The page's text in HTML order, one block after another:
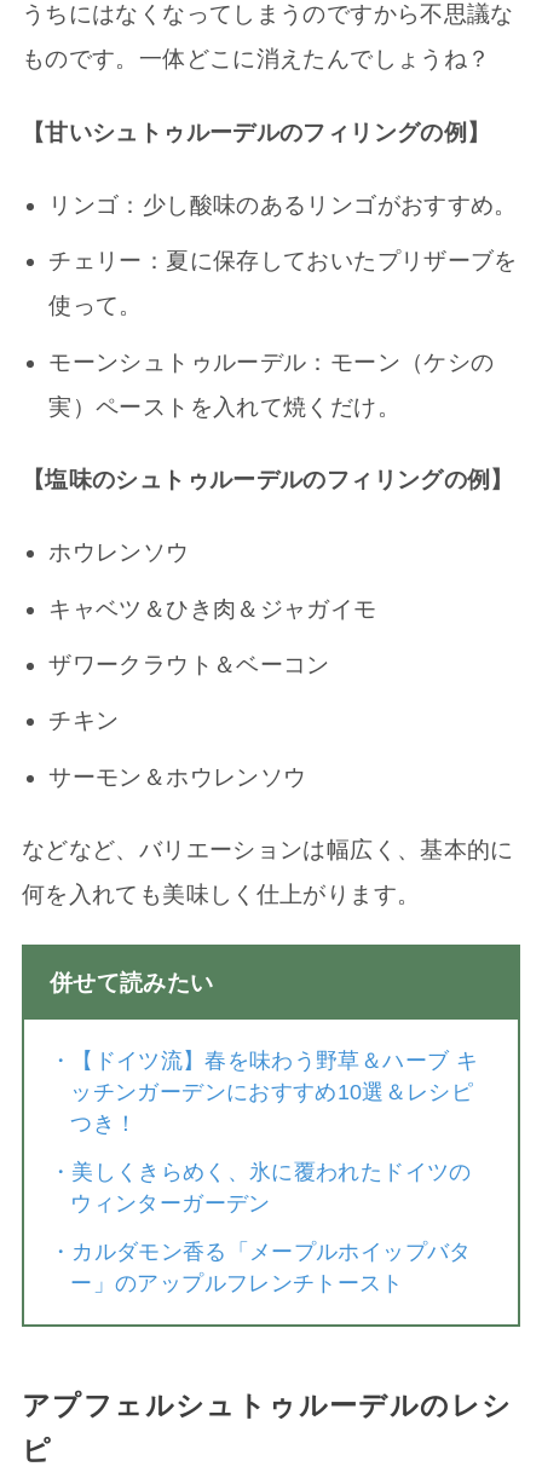
うちにはなくなってしまうのですから不思議な
ものです。一体どこに消えたんでしょうね？
【甘いシュトゥルーデルのフィリングの例】
リンゴ：少し酸味のあるリンゴがおすすめ。
チェリー：夏に保存しておいたプリザーブを
使って。
モーンシュトゥルーデル：モーン（ケシの
実）ペーストを入れて焼くだけ。
【塩味のシュトゥルーデルのフィリングの例】
ホウレンソウ
キャベツ＆ひき肉＆ジャガイモ
ザワークラウト＆ベーコン
チキン
サーモン＆ホウレンソウ
などなど、バリエーションは幅広く、基本的に
何を入れても美味しく仕上がります。
併せて読みたい
・
【ドイツ流】春を味わう野草＆ハーブ キ
ッチンガーデンにおすすめ10選＆レシピ
つき！
・ 美しくきらめく、氷に覆われたドイツの
ウィンターガーデン
・ カルダモン香る「メープルホイップバタ
ー」のアップルフレンチトースト
アプフェルシュトゥルーデルのレシ
ピ